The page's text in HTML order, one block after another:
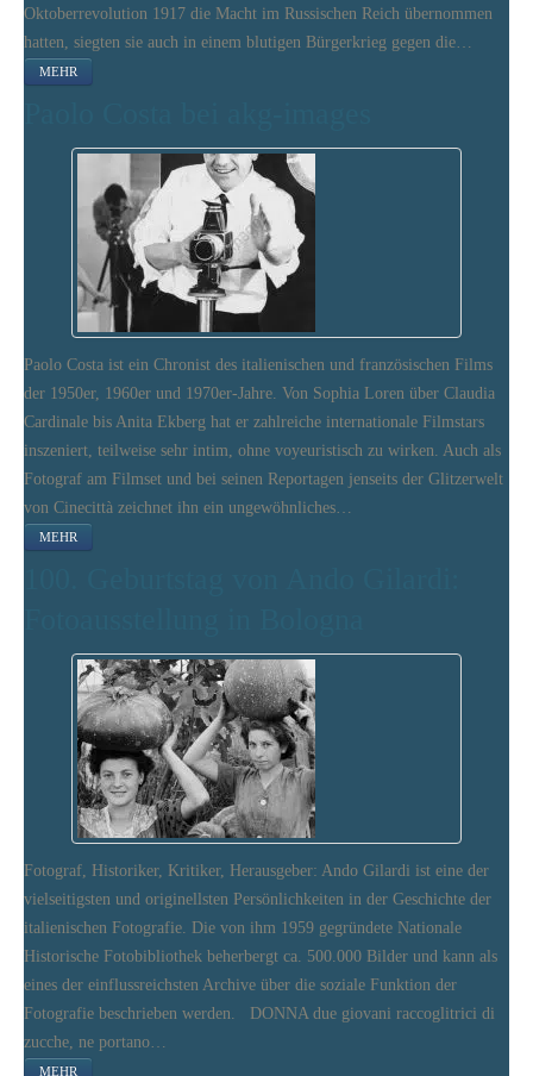
Oktoberrevolution 1917 die Macht im Russischen Reich übernommen
hatten, siegten sie auch in einem blutigen Bürgerkrieg gegen die…
MEHR
Paolo Costa ist ein Chronist des italienischen und französischen Films
der 1950er, 1960er und 1970er-Jahre. Von Sophia Loren über Claudia
Cardinale bis Anita Ekberg hat er zahlreiche internationale Filmstars
inszeniert, teilweise sehr intim, ohne voyeuristisch zu wirken. Auch als
Fotograf am Filmset und bei seinen Reportagen jenseits der Glitzerwelt
von Cinecittà zeichnet ihn ein ungewöhnliches…
MEHR
Fotograf, Historiker, Kritiker, Herausgeber: Ando Gilardi ist eine der
vielseitigsten und originellsten Persönlichkeiten in der Geschichte der
italienischen Fotografie. Die von ihm 1959 gegründete Nationale
Historische Fotobibliothek beherbergt ca. 500.000 Bilder und kann als
eines der einflussreichsten Archive über die soziale Funktion der
Fotografie beschrieben werden. DONNA due giovani raccoglitrici di
zucche, ne portano…
MEHR